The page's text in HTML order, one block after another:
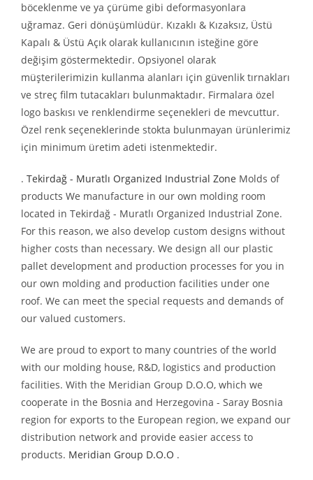
böceklenme ve ya çürüme gibi deformasyonlara
uğramaz. Geri dönüşümlüdür. Kızaklı & Kızaksız, Üstü
Kapalı & Üstü Açık olarak kullanıcının isteğine göre
değişim göstermektedir. Opsiyonel olarak
müşterilerimizin kullanma alanları için güvenlik tırnakları
ve streç film tutacakları bulunmaktadır. Firmalara özel
logo baskısı ve renklendirme seçenekleri de mevcuttur.
Özel renk seçeneklerinde stokta bulunmayan ürünlerimiz
için minimum üretim adeti istenmektedir.
. Tekirdağ - Muratlı Organized Industrial Zone Molds of
products We manufacture in our own molding room
located in Tekirdağ - Muratlı Organized Industrial Zone.
For this reason, we also develop custom designs without
higher costs than necessary. We design all our plastic
pallet development and production processes for you in
our own molding and production facilities under one
roof. We can meet the special requests and demands of
our valued customers.
We are proud to export to many countries of the world
with our molding house, R&D, logistics and production
facilities. With the Meridian Group D.O.O, which we
cooperate in the Bosnia and Herzegovina - Saray Bosnia
region for exports to the European region, we expand our
distribution network and provide easier access to
products. Meridian Group D.O.O .